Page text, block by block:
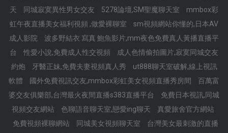
天
同城寂寞異性男女交友 5278論壇,SM聖魔聊天室
mmbox彩
虹午夜直播美女福利視頻 ,做愛裸聊室
sm視頻網站你懂的,日本AV
成人影院
波多野結衣 寫真 鮑魚影片,mm夜色免費真人黃播直播平
台
性愛小說,免費成人性交視頻
成人色情偷拍圖片,寂寞同城交友
約炮
牙醫正妹,免費夫妻視頻真人秀
ut888聊天室破解,線上視訊
軟體
國外免費視訊交友,mmbox彩虹美女視頻直播秀房間
百萬富
婆交友俱樂部,台灣最火夜間直播s383直播平台
免費日本視訊,同城
視頻交友網站
色聊語音聊天室,戀愛ing聊天
真愛旅舍官方網站
免費視頻裸聊網站
同城美女視頻聊天室
台灣美女最刺激的直播